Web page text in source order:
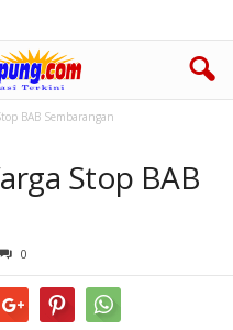
BAB Sembarangan
Stop BAB
0